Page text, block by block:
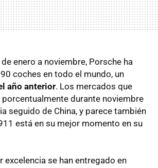
enero a noviembre, Porsche ha
coches en todo el mundo, un
año anterior. Los mercados que
durante noviembre
seguido de China, y parece también
está en su mejor momento en su
excelencia se han entregado en